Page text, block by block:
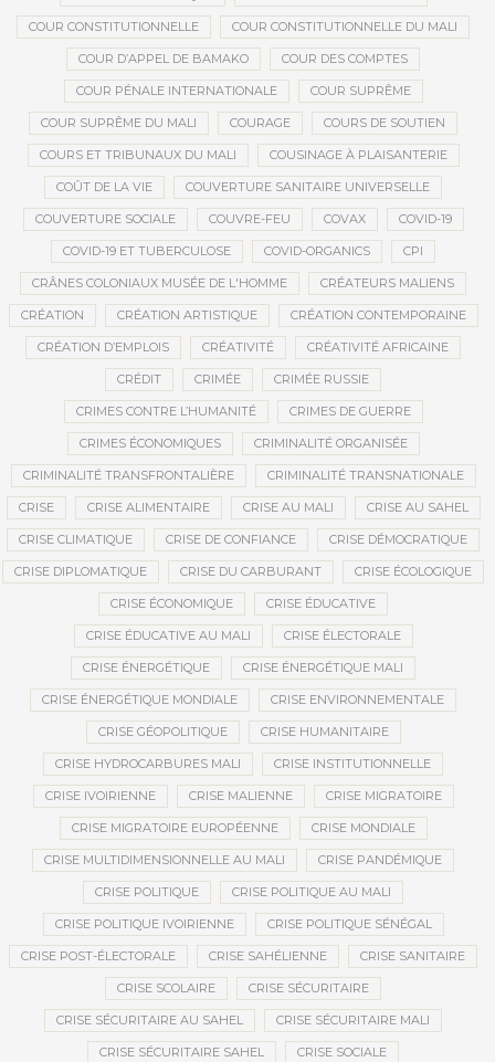
COUR CONSTITUTIONNELLE COUR CONSTITUTIONNELLE DU MALI
COUR D’APPEL DE BAMAKO COUR DES COMPTES
COUR PÉNALE INTERNATIONALE COUR SUPRÊME
COUR SUPRÊME DU MALI COURAGE COURS DE SOUTIEN
COURS ET TRIBUNAUX DU MALI COUSINAGE À PLAISANTERIE
COÛT DE LA VIE COUVERTURE SANITAIRE UNIVERSELLE
COUVERTURE SOCIALE COUVRE-FEU COVAX COVID-19
COVID-19 ET TUBERCULOSE COVID-ORGANICS CPI
CRÂNES COLONIAUX MUSÉE DE L'HOMME CRÉATEURS MALIENS
CRÉATION CRÉATION ARTISTIQUE CRÉATION CONTEMPORAINE
CRÉATION D’EMPLOIS CRÉATIVITÉ CRÉATIVITÉ AFRICAINE
CRÉDIT CRIMÉE CRIMÉE RUSSIE
CRIMES CONTRE L’HUMANITÉ CRIMES DE GUERRE
CRIMES ÉCONOMIQUES CRIMINALITÉ ORGANISÉE
CRIMINALITÉ TRANSFRONTALIÈRE CRIMINALITÉ TRANSNATIONALE
CRISE CRISE ALIMENTAIRE CRISE AU MALI CRISE AU SAHEL
CRISE CLIMATIQUE CRISE DE CONFIANCE CRISE DÉMOCRATIQUE
CRISE DIPLOMATIQUE CRISE DU CARBURANT CRISE ÉCOLOGIQUE
CRISE ÉCONOMIQUE CRISE ÉDUCATIVE
CRISE ÉDUCATIVE AU MALI CRISE ÉLECTORALE
CRISE ÉNERGÉTIQUE CRISE ÉNERGÉTIQUE MALI
CRISE ÉNERGÉTIQUE MONDIALE CRISE ENVIRONNEMENTALE
CRISE GÉOPOLITIQUE CRISE HUMANITAIRE
CRISE HYDROCARBURES MALI CRISE INSTITUTIONNELLE
CRISE IVOIRIENNE CRISE MALIENNE CRISE MIGRATOIRE
CRISE MIGRATOIRE EUROPÉENNE CRISE MONDIALE
CRISE MULTIDIMENSIONNELLE AU MALI CRISE PANDÉMIQUE
CRISE POLITIQUE CRISE POLITIQUE AU MALI
CRISE POLITIQUE IVOIRIENNE CRISE POLITIQUE SÉNÉGAL
CRISE POST-ÉLECTORALE CRISE SAHÉLIENNE CRISE SANITAIRE
CRISE SCOLAIRE CRISE SÉCURITAIRE
CRISE SÉCURITAIRE AU SAHEL CRISE SÉCURITAIRE MALI
CRISE SÉCURITAIRE SAHEL CRISE SOCIALE